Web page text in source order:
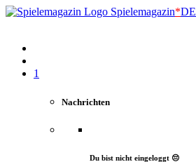
Spielemagazin*DE
1
Nachrichten
Du bist nicht eingeloggt 😔